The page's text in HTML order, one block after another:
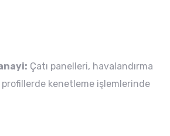
Çatı panelleri, havalandırma
kenetleme işlemlerinde